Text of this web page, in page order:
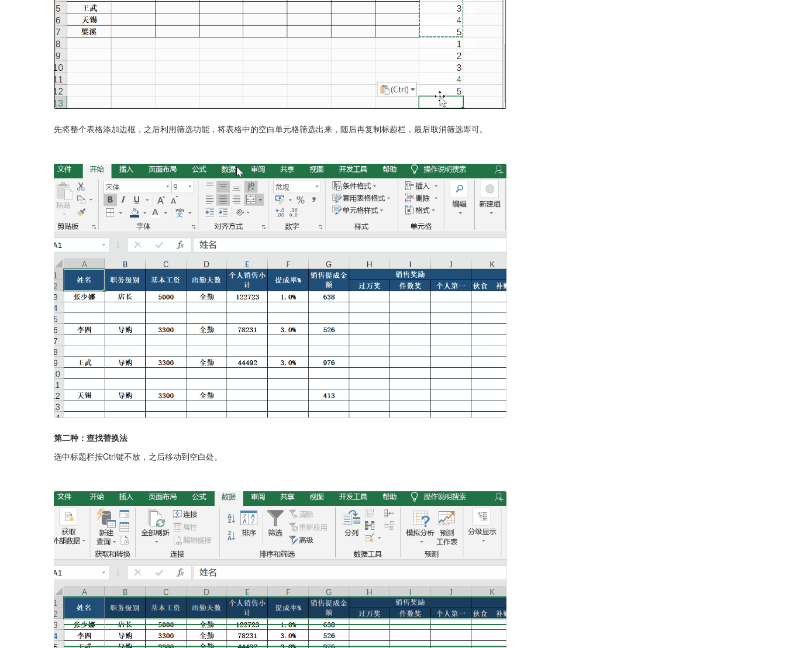
先将整个表格添加边框，之后利用筛选功能，将表格中的空白单元格筛选出来，随后再复制标题栏，最后取消筛选即可。
第二种：查找替换法
选中标题栏按Ctrl键不放，之后移动到空白处。